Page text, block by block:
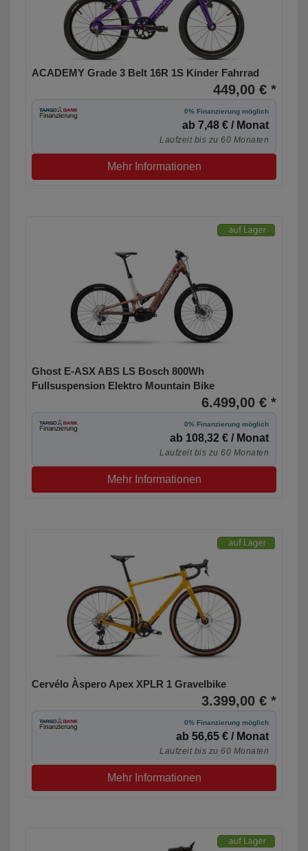
ACADEMY Grade 3 Belt 16R 1S Kinder Fahrrad
449,00 € *
0% Finanzierung möglich
ab 7,48 € / Monat
Laufzeit bis zu 60 Monaten
Mehr Informationen
Ghost E-ASX ABS LS Bosch 800Wh
Fullsuspension Elektro Mountain Bike
6.499,00 € *
0% Finanzierung möglich
ab 108,32 € / Monat
Laufzeit bis zu 60 Monaten
Mehr Informationen
Cervélo Àspero Apex XPLR 1 Gravelbike
3.399,00 € *
0% Finanzierung möglich
ab 56,65 € / Monat
Laufzeit bis zu 60 Monaten
Mehr Informationen